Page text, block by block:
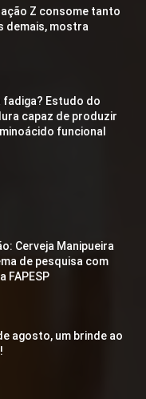
Z consome tanto
demais, mostra
fadiga? Estudo do
capaz de produzir
funcional
Cerveja Manipueira
de pesquisa com
FAPESP
agosto, um brinde ao